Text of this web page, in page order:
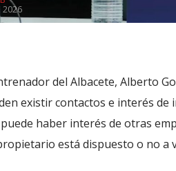
2026
del Albacete, Alberto
existir contactos e interés de
haber interés de otras
está dispuesto o no a